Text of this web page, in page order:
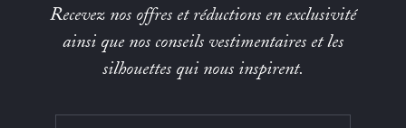
Recevez nos offres et réductions en exclusivité
ainsi que nos conseils vestimentaires et les
silhouettes qui nous inspirent.